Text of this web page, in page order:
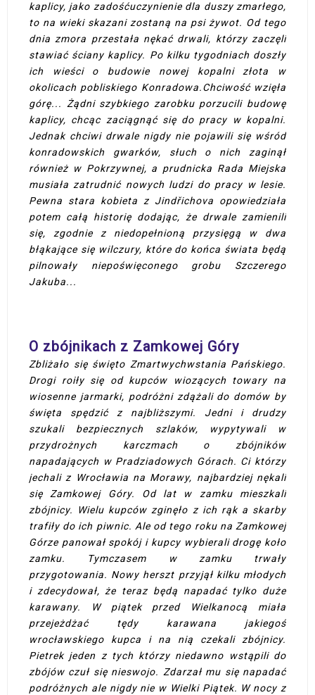
kaplicy, jako zadośćuczynienie dla duszy zmarłego,
to na wieki skazani zostaną na psi żywot. Od tego
dnia zmora przestała nękać drwali, którzy zaczęli
stawiać ściany kaplicy. Po kilku tygodniach doszły
ich wieści o budowie nowej kopalni złota w
okolicach pobliskiego Konradowa.Chciwość wzięła
górę... Żądni szybkiego zarobku porzucili budowę
kaplicy, chcąc zaciągnąć się do pracy w kopalni.
Jednak chciwi drwale nigdy nie pojawili się wśród
konradowskich gwarków, słuch o nich zaginął
również w Pokrzywnej, a prudnicka Rada Miejska
musiała zatrudnić nowych ludzi do pracy w lesie.
Pewna stara kobieta z Jindřichova opowiedziała
potem całą historię dodając, że drwale zamienili
się, zgodnie z niedopełnioną przysięgą w dwa
błąkające się wilczury, które do końca świata będą
pilnowały niepoświęconego grobu Szczerego
Jakuba...
O zbójnikach z Zamkowej Góry
Zbliżało się święto Zmartwychwstania Pańskiego.
Drogi roiły się od kupców wiozących towary na
wiosenne jarmarki, podróżni zdążali do domów by
święta spędzić z najbliższymi. Jedni i drudzy
szukali bezpiecznych szlaków, wypytywali w
przydrożnych karczmach o zbójników
napadających w Pradziadowych Górach. Ci którzy
jechali z Wrocławia na Morawy, najbardziej nękali
się Zamkowej Góry. Od lat w zamku mieszkali
zbójnicy. Wielu kupców zginęło z ich rąk a skarby
trafiły do ich piwnic. Ale od tego roku na Zamkowej
Górze panował spokój i kupcy wybierali drogę koło
zamku. Tymczasem w zamku trwały
przygotowania. Nowy herszt przyjął kilku młodych
i zdecydował, że teraz będą napadać tylko duże
karawany. W piątek przed Wielkanocą miała
przejeżdżać tędy karawana jakiegoś
wrocławskiego kupca i na nią czekali zbójnicy.
Pietrek jeden z tych którzy niedawno wstąpili do
zbójów czuł się nieswojo. Zdarzał mu się napadać
podróżnych ale nigdy nie w Wielki Piątek. W nocy z